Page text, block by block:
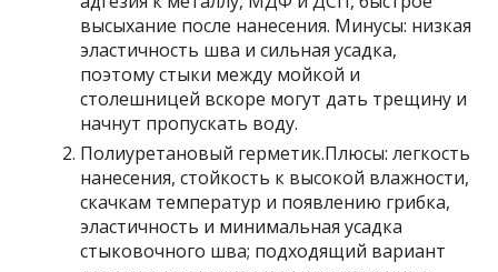
высыхание после нанесения. Минусы: низкая
эластичность шва и сильная усадка,
поэтому стыки между мойкой и
столешницей вскоре могут дать трещину и
начнут пропускать воду.
Полиуретановый герметик.Плюсы: легкость
нанесения, стойкость к высокой влажности,
скачкам температур и появлению грибка,
эластичность и минимальная усадка
стыковочного шва; подходящий вариант